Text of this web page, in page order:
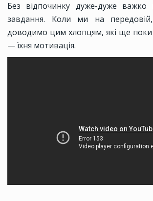
Без відпочинку дуже-дуже важко
завдання. Коли ми на
доводимо цим хлопцям, які ще
— їхня мотивація.